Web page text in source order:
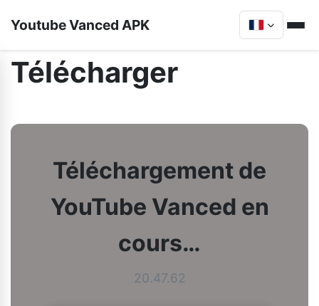
Youtube Vanced APK
Télécharger
Téléchargement de
YouTube Vanced en
cours…
20.47.62